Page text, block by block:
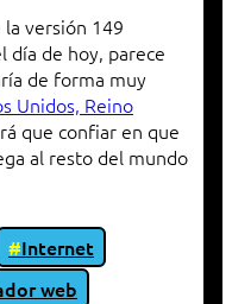
versión 149
día de hoy, parece
de forma muy
Unidos, Reino
que confiar en que
al resto del mundo
Internet
web